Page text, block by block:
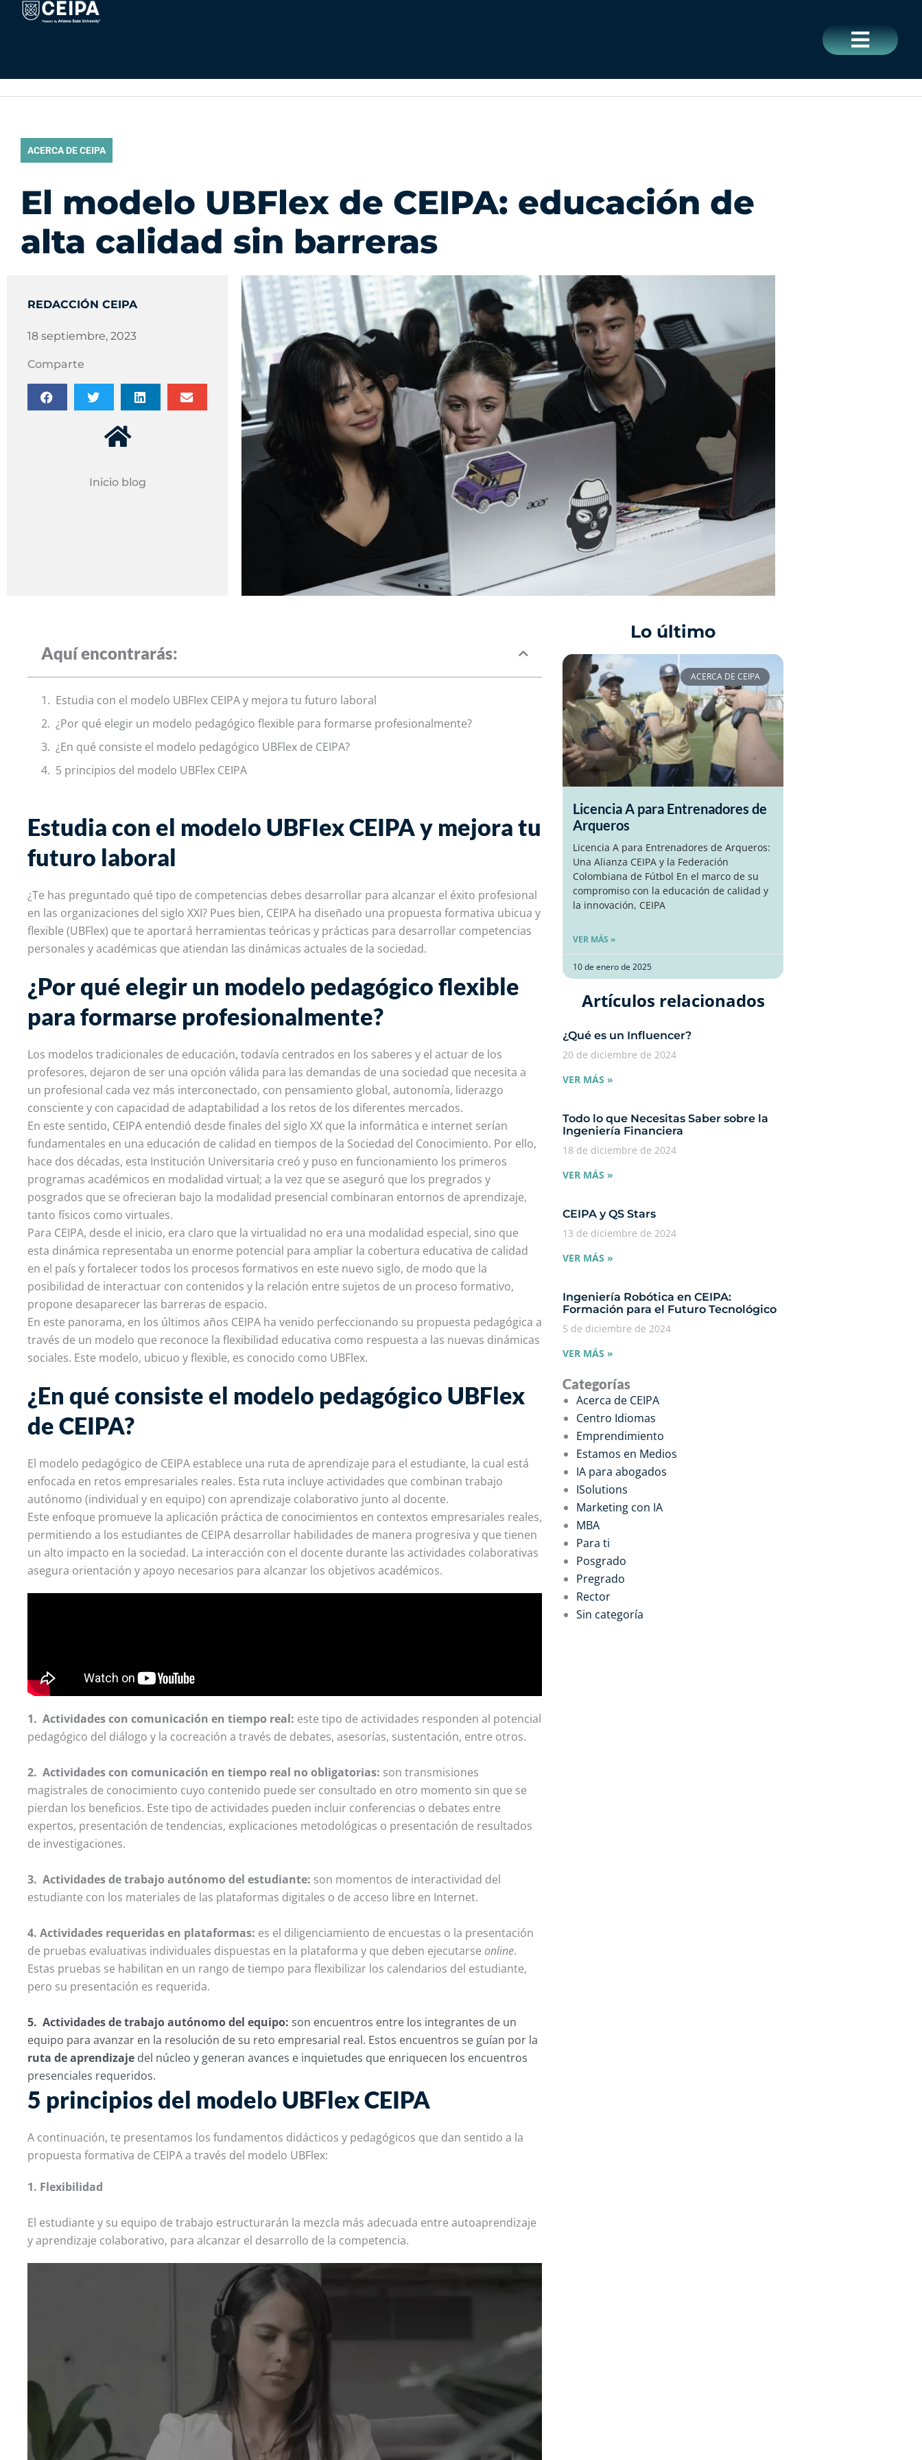
contenido
ACERCA DE CEIPA
El modelo UBFlex de CEIPA: educación de
alta calidad sin barreras
REDACCIÓN CEIPA
18 septiembre, 2023
Comparte
Inicio blog
Aquí encontrarás:
Estudia con el modelo UBFIex CEIPA y mejora tu futuro laboral
¿Por qué elegir un modelo pedagógico flexible para formarse profesionalmente?
¿En qué consiste el modelo pedagógico UBFlex de CEIPA?
5 principios del modelo UBFlex CEIPA
Estudia con el modelo UBFIex CEIPA y mejora tu
futuro laboral
¿Te has preguntado qué tipo de competencias debes desarrollar para alcanzar el éxito profesional
en las organizaciones del siglo XXI? Pues bien, CEIPA ha diseñado una propuesta formativa ubicua y
flexible (UBFlex) que te aportará herramientas teóricas y prácticas para desarrollar competencias
personales y académicas que atiendan las dinámicas actuales de la sociedad.
¿Por qué elegir un modelo pedagógico flexible
para formarse profesionalmente?
Los modelos tradicionales de educación, todavía centrados en los saberes y el actuar de los
profesores, dejaron de ser una opción válida para las demandas de una sociedad que necesita a
un profesional cada vez más interconectado, con pensamiento global, autonomía, liderazgo
consciente y con capacidad de adaptabilidad a los retos de los diferentes mercados.
En este sentido, CEIPA entendió desde finales del siglo XX que la informática e internet serían
fundamentales en una educación de calidad en tiempos de la Sociedad del Conocimiento. Por ello,
hace dos décadas, esta Institución Universitaria creó y puso en funcionamiento los primeros
programas académicos en modalidad virtual; a la vez que se aseguró que los pregrados y
posgrados que se ofrecieran bajo la modalidad presencial combinaran entornos de aprendizaje,
tanto físicos como virtuales.
Para CEIPA, desde el inicio, era claro que la virtualidad no era una modalidad especial, sino que
esta dinámica representaba un enorme potencial para ampliar la cobertura educativa de calidad
en el país y fortalecer todos los procesos formativos en este nuevo siglo, de modo que la
posibilidad de interactuar con contenidos y la relación entre sujetos de un proceso formativo,
propone desaparecer las barreras de espacio.
En este panorama, en los últimos años CEIPA ha venido perfeccionando su propuesta pedagógica a
través de un modelo que reconoce la flexibilidad educativa como respuesta a las nuevas dinámicas
sociales. Este modelo, ubicuo y flexible, es conocido como UBFlex.
¿En qué consiste el modelo pedagógico UBFlex
de CEIPA?
El modelo pedagógico de CEIPA establece una ruta de aprendizaje para el estudiante, la cual está
enfocada en retos empresariales reales. Esta ruta incluye actividades que combinan trabajo
autónomo (individual y en equipo) con aprendizaje colaborativo junto al docente.
Este enfoque promueve la aplicación práctica de conocimientos en contextos empresariales reales,
permitiendo a los estudiantes de CEIPA desarrollar habilidades de manera progresiva y que tienen
un alto impacto en la sociedad. La interacción con el docente durante las actividades colaborativas
asegura orientación y apoyo necesarios para alcanzar los objetivos académicos.
1. Actividades con comunicación en tiempo real: este tipo de actividades responden al potencial
pedagógico del diálogo y la cocreación a través de debates, asesorías, sustentación, entre otros.
2. Actividades con comunicación en tiempo real no obligatorias: son transmisiones
magistrales de conocimiento cuyo contenido puede ser consultado en otro momento sin que se
pierdan los beneficios. Este tipo de actividades pueden incluir conferencias o debates entre
expertos, presentación de tendencias, explicaciones metodológicas o presentación de resultados
de investigaciones.
3. Actividades de trabajo autónomo del estudiante: son momentos de interactividad del
estudiante con los materiales de las plataformas digitales o de acceso libre en Internet.
4. Actividades requeridas en plataformas: es el diligenciamiento de encuestas o la presentación
de pruebas evaluativas individuales dispuestas en la plataforma y que deben ejecutarse online.
Estas pruebas se habilitan en un rango de tiempo para flexibilizar los calendarios del estudiante,
pero su presentación es requerida.
5. Actividades de trabajo autónomo del equipo: son encuentros entre los integrantes de un
equipo para avanzar en la resolución de su reto empresarial real. Estos encuentros se guían por la
ruta de aprendizaje del núcleo y generan avances e inquietudes que enriquecen los encuentros
presenciales requeridos.
5 principios del modelo UBFlex CEIPA
A continuación, te presentamos los fundamentos didácticos y pedagógicos que dan sentido a la
propuesta formativa de CEIPA a través del modelo UBFlex:
1. Flexibilidad
El estudiante y su equipo de trabajo estructurarán la mezcla más adecuada entre autoaprendizaje
y aprendizaje colaborativo, para alcanzar el desarrollo de la competencia.
Lo último
ACERCA DE CEIPA
Licencia A para Entrenadores de
Arqueros
Licencia A para Entrenadores de Arqueros:
Una Alianza CEIPA y la Federación
Colombiana de Fútbol En el marco de su
compromiso con la educación de calidad y
la innovación, CEIPA
VER MÁS »
10 de enero de 2025
Artículos relacionados​
¿Qué es un Influencer?
20 de diciembre de 2024
VER MÁS »
Todo lo que Necesitas Saber sobre la
Ingeniería Financiera
18 de diciembre de 2024
VER MÁS »
CEIPA y QS Stars
13 de diciembre de 2024
VER MÁS »
Ingeniería Robótica en CEIPA:
Formación para el Futuro Tecnológico
5 de diciembre de 2024
VER MÁS »
Categorías
Acerca de CEIPA
Centro Idiomas
Emprendimiento
Estamos en Medios
IA para abogados
ISolutions
Marketing con IA
MBA
Para ti
Posgrado
Pregrado
Rector
Sin categoría